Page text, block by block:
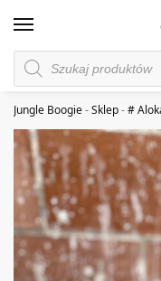
Jungle Boogie-Sklep-#